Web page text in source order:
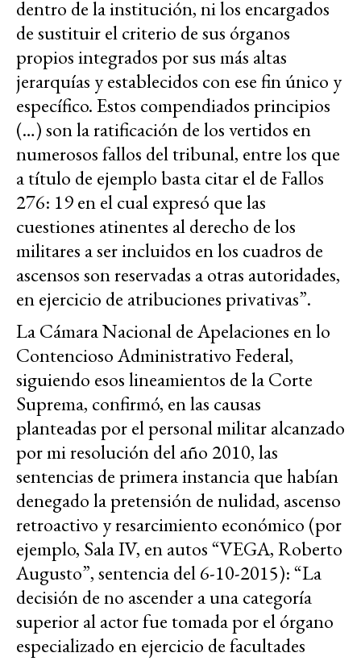
dentro de la institución, ni los encargados
de sustituir el criterio de sus órganos
propios integrados por sus más altas
jerarquías y establecidos con ese fin único y
específico. Estos compendiados principios
(…) son la ratificación de los vertidos en
numerosos fallos del tribunal, entre los que
a título de ejemplo basta citar el de Fallos
276: 19 en el cual expresó que las
cuestiones atinentes al derecho de los
militares a ser incluidos en los cuadros de
ascensos son reservadas a otras autoridades,
en ejercicio de atribuciones privativas”.
La Cámara Nacional de Apelaciones en lo
Contencioso Administrativo Federal,
siguiendo esos lineamientos de la Corte
Suprema, confirmó, en las causas
planteadas por el personal militar alcanzado
por mi resolución del año 2010, las
sentencias de primera instancia que habían
denegado la pretensión de nulidad, ascenso
retroactivo y resarcimiento económico (por
ejemplo, Sala IV, en autos “VEGA, Roberto
Augusto”, sentencia del 6-10-2015): “La
decisión de no ascender a una categoría
superior al actor fue tomada por el órgano
especializado en ejercicio de facultades